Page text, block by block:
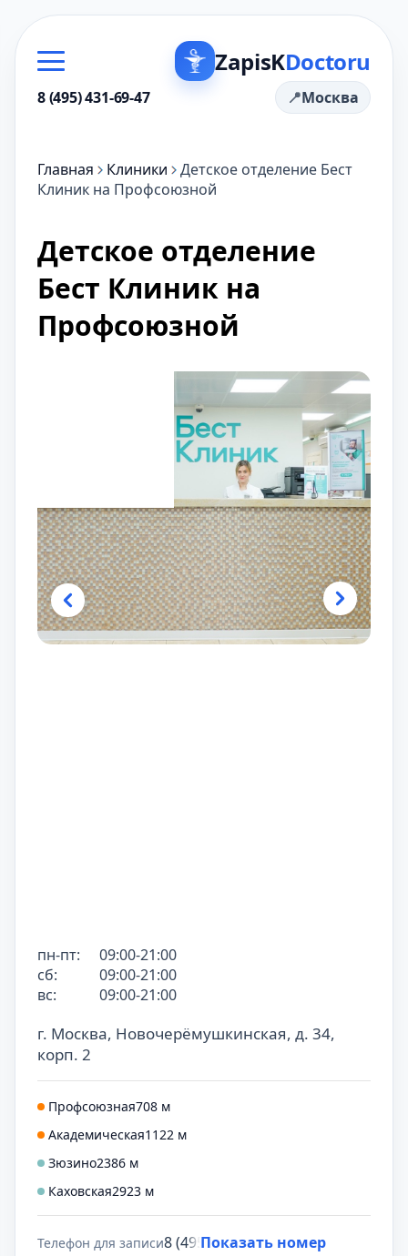
ZapisKDoctoru
8 (495) 431-69-47 Москва
Главная Клиники
Детское отделение Бест
Клиник на Профсоюзной
Детское отделение
Бест Клиник на
Профсоюзной
г. Москва, Новочерёмушкинская, д. 34,
корп. 2
Профсоюзная708 м
Академическая1122 м
Зюзино2386 м
Каховская2923 м
Телефон для записи8 (495) 431-69-47
Показать номер
пн-пт:
09:00-21:00
сб:
09:00-21:00
вс:
09:00-21:00